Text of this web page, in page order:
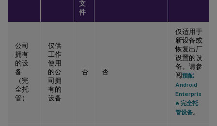
文
件
公司
拥有
的设
备
（完
全托
管）
仅供
工作
使用
的公
司拥
有的
设备
否 否
仅适用于
新设备或
恢复出厂
设置的设
备。请参
阅预配
Android
Enterpris
e 完全托
管设备。